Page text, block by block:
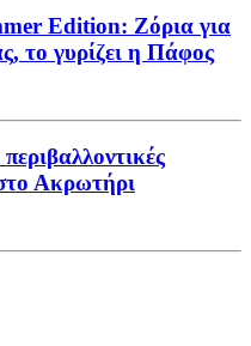
Edition: Ζόρια για
το γυρίζει η Πάφος
Ακρωτήρι